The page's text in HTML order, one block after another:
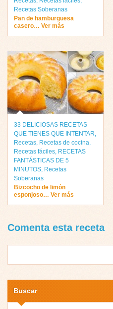
Recetas Soberanas
Pan de hamburguesa
casero… Ver más
33 DELICIOSAS RECETAS
QUE TIENES QUE INTENTAR,
Recetas, Recetas de cocina,
Recetas fáciles, RECETAS
FANTÁSTICAS DE 5
MINUTOS, Recetas
Soberanas
Bizcocho de limón
esponjoso… Ver más
Comenta esta receta
Buscar